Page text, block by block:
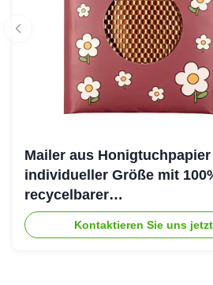
Mailer aus
individueller Größe mit
recycelbarer
Honigtuchkissenstruktur
umweltschützende
Kontaktieren Sie uns jetzt